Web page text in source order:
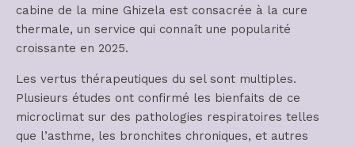
cabine de la mine Ghizela est consacrée à la cure
thermale, un service qui connaît une popularité
croissante en 2025.
Les vertus thérapeutiques du sel sont multiples.
Plusieurs études ont confirmé les bienfaits de ce
microclimat sur des pathologies respiratoires telles
que l’asthme, les bronchites chroniques, et autres